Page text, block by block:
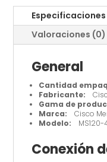
Gestionado
cantidad
Especificaciones
Valoraciones (0)
General
Cantidad
Fabricante:
Gama de
Marca: Cisco
Modelo: MS120-
Conexión